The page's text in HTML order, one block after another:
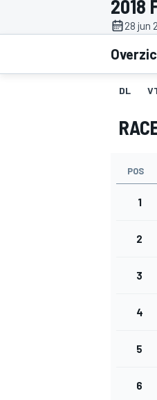
2018
28 jun
DL
POS
1
2
3
4
5
6